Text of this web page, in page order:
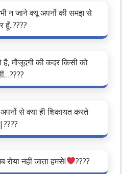
न जाने क्यू अपनों की समझ से
हूँ..????
मौजूदगी की कदर किसी को
से क्या ही शिकायत करते
|????
नहीं जाता हमसे! ‍????